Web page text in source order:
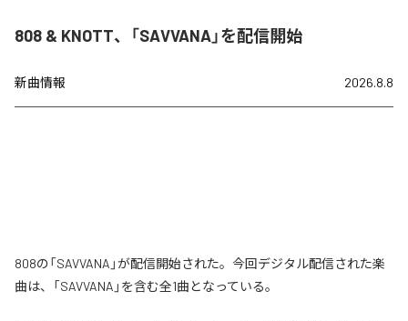
808 & KNOTT、「SAVVANA」を配信開始
新曲情報 2026.8.8
808の「SAVVANA」が配信開始された。今回デジタル配信された楽
曲は、「SAVVANA」を含む全1曲となっている。